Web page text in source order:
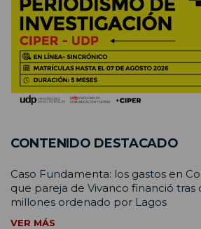
CONTENIDO DESTACADO
Caso Fundamenta: los gastos en
que pareja de Vivanco financió tras
millones ordenado por Lagos
VER MÁS